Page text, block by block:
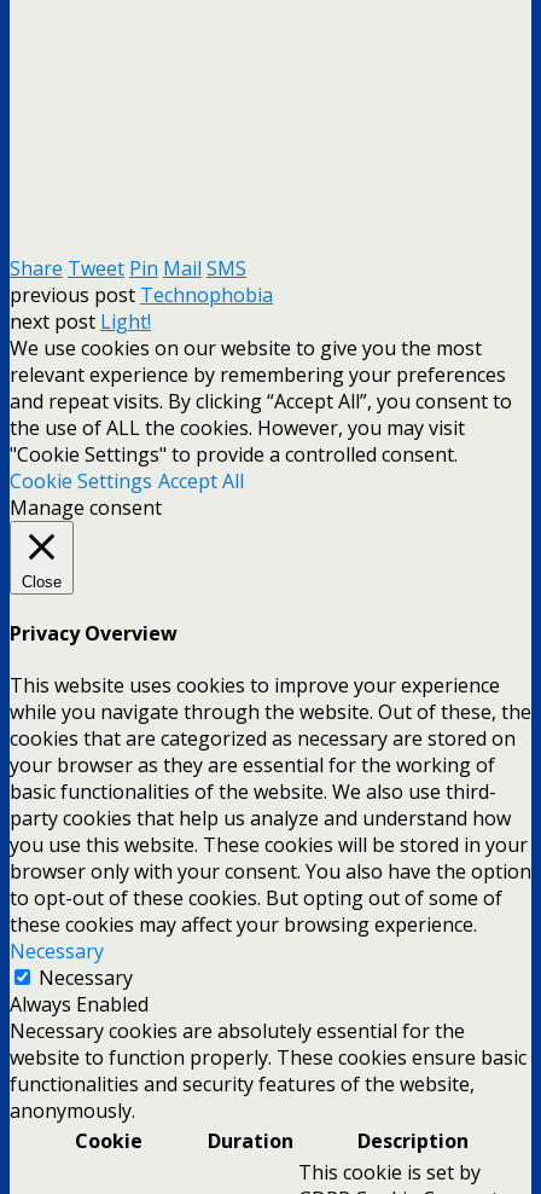
Share Tweet Pin Mail SMS
previous post Technophobia
next post Light!
We use cookies on our website to give you the most
relevant experience by remembering your preferences
and repeat visits. By clicking “Accept All”, you consent to
the use of ALL the cookies. However, you may visit
"Cookie Settings" to provide a controlled consent.
Cookie Settings Accept All
Manage consent
Close
Privacy Overview
This website uses cookies to improve your experience
while you navigate through the website. Out of these, the
cookies that are categorized as necessary are stored on
your browser as they are essential for the working of
basic functionalities of the website. We also use third-
party cookies that help us analyze and understand how
you use this website. These cookies will be stored in your
browser only with your consent. You also have the option
to opt-out of these cookies. But opting out of some of
these cookies may affect your browsing experience.
Necessary
Necessary
Always Enabled
Necessary cookies are absolutely essential for the
website to function properly. These cookies ensure basic
functionalities and security features of the website,
anonymously.
Cookie
Duration
Description
This cookie is set by